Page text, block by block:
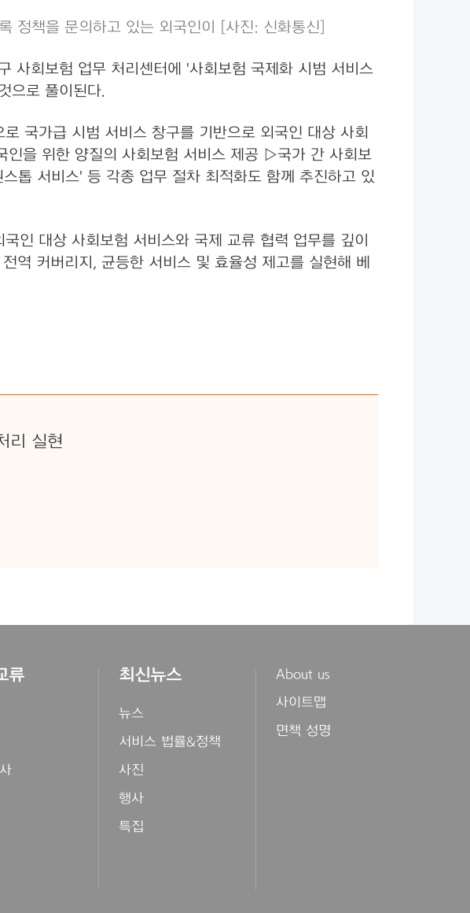
정책을 문의하고 있는 외국인이 [사진: 신화통신]
사회보험 업무 처리센터에 '사회보험 국제화 시범 서비스
으로 풀이된다.
국가급 시범 서비스 창구를 기반으로 외국인 대상 사회
을 위한 양질의 사회보험 서비스 제공 ▷국가 간 사회보
톱 서비스' 등 각종 업무 절차 최적화도 함께 추진하고 있
인 대상 사회보험 서비스와 국제 교류 협력 업무를 깊이
역 커버리지, 균등한 서비스 및 효율성 제고를 실현해 베
리 실현
류 최신뉴스
뉴스
서비스 법률&정책
사진
행사
특집
About us
사이트맵
면책 성명